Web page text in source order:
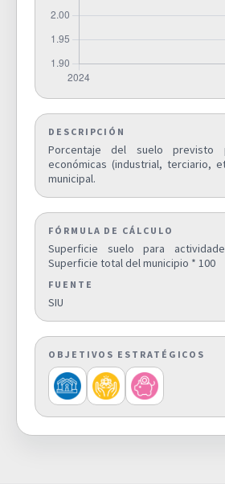
D04
SUPERFICIE DE SUELO NO
URBANIZABLE (%)
D05
Superficie de zonas
cada 1.000 habitantes.
SUPERFICIE VERDE
D06
Densidad Urbana.
habitantes por hectárea
superficie de suelo
(hab./ha).
SUPERFICIE DENSIDAD DE LA
D07
Superficie de suelo
mixto discontinuo sobre
urbano mixto total (%)
SUELO URBANO DISCONTINUO
Densidad de vivienda por
DESCRIPCIÓN
Porcentaje del suelo previsto
económicas (industrial, terciario,
municipal.
FÓRMULA DE CÁLCULO
Superficie suelo para
Superficie total del municipio * 100
FUENTE
SIU
OBJETIVOS ESTRATÉGICOS